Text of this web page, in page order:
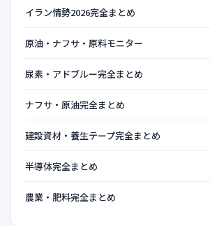
イラン情勢2026完全まとめ
原油・ナフサ・原料モニター
尿素・アドブルー完全まとめ
ナフサ・原油完全まとめ
建設資材・養生テープ完全まとめ
半導体完全まとめ
農業・肥料完全まとめ